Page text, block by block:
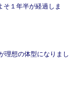
そ１年半が経過しま
理想の体型になりまし